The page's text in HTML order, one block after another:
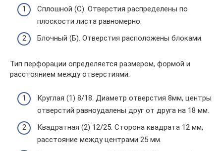
Сплошной (С). Отверстия распределены по
плоскости листа равномерно.
Блочный (Б). Отверстия расположены блоками.
Тип перфорации определяется размером, формой и
расстоянием между отверстиями:
Круглая (1) 8/18. Диаметр отверстия 8мм, центры
отверстий равноудалены друг от друга на 18 мм.
Квадратная (2) 12/25. Сторона квадрата 12 мм,
расстояние между центрами 25 мм.